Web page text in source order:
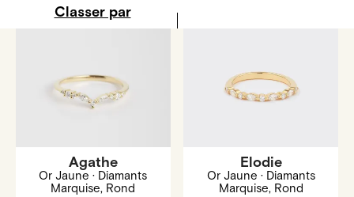
Classer par
Agathe
Or Jaune · Diamants
Marquise, Rond
Elodie
Or Jaune · Diamants
Marquise, Rond